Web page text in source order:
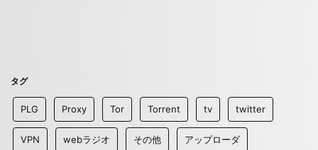
タグ
PLG Proxy Tor Torrent tv twitter
VPN webラジオ その他 アップローダ